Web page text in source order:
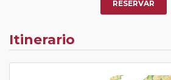
RESERVAR
Itinerario